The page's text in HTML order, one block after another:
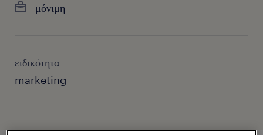
μόνιμη
ειδικότητα
marketing